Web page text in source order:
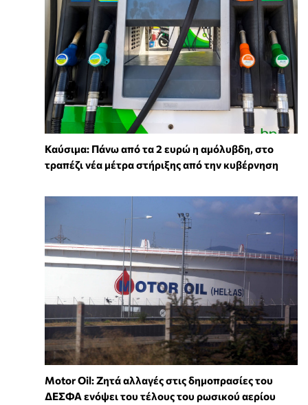
Καύσιμα: Πάνω από τα 2 ευρώ η αμόλυβδη, στο
τραπέζι νέα μέτρα στήριξης από την κυβέρνηση
Motor Oil: Ζητά αλλαγές στις δημοπρασίες του
ΔΕΣΦΑ ενόψει του τέλους του ρωσικού αερίου